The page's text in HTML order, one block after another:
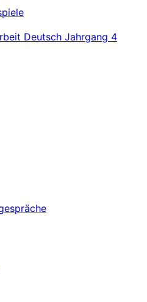
Deutsch Jahrgang 4